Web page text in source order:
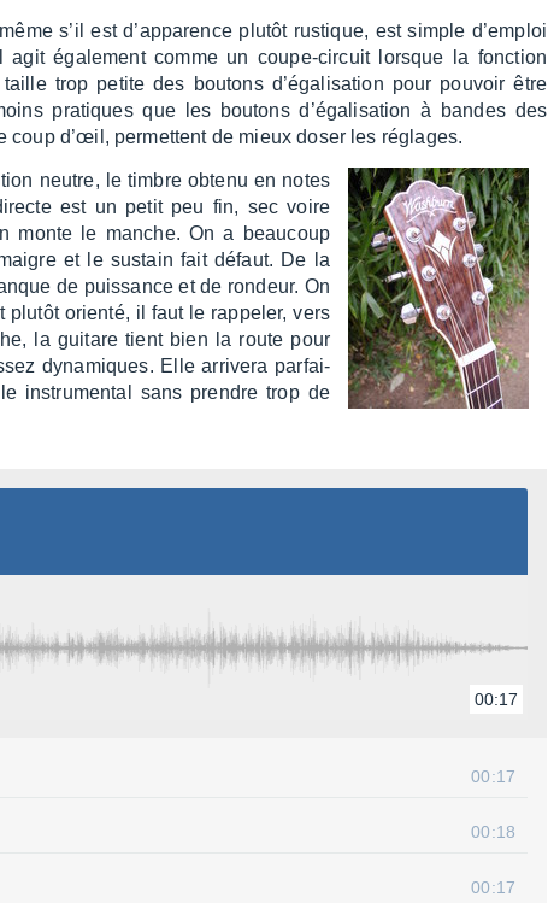
même s’il est d’ap­pa­rence plutôt rustique, est simple d’em­ploi
agit égale­ment comme un coupe-circuit lorsque la fonc­tion
trop petite des boutons d’éga­li­sa­tion pour pouvoir être
pratiques que les boutons d’éga­li­sa­tion à bandes des
coup d’œil, permettent de mieux doser les réglages.
neutre, le timbre obtenu en notes
est un petit peu fin, sec voire
monte le manche. On a beau­coup
et le sustain fait défaut. De la
de puis­sance et de rondeur. On
orienté, il faut le rappe­ler, vers
la guitare tient bien la route pour
dyna­miques. Elle arri­vera parfai­
instru­men­tal sans prendre trop de
00:17
00:17
00:18
00:17